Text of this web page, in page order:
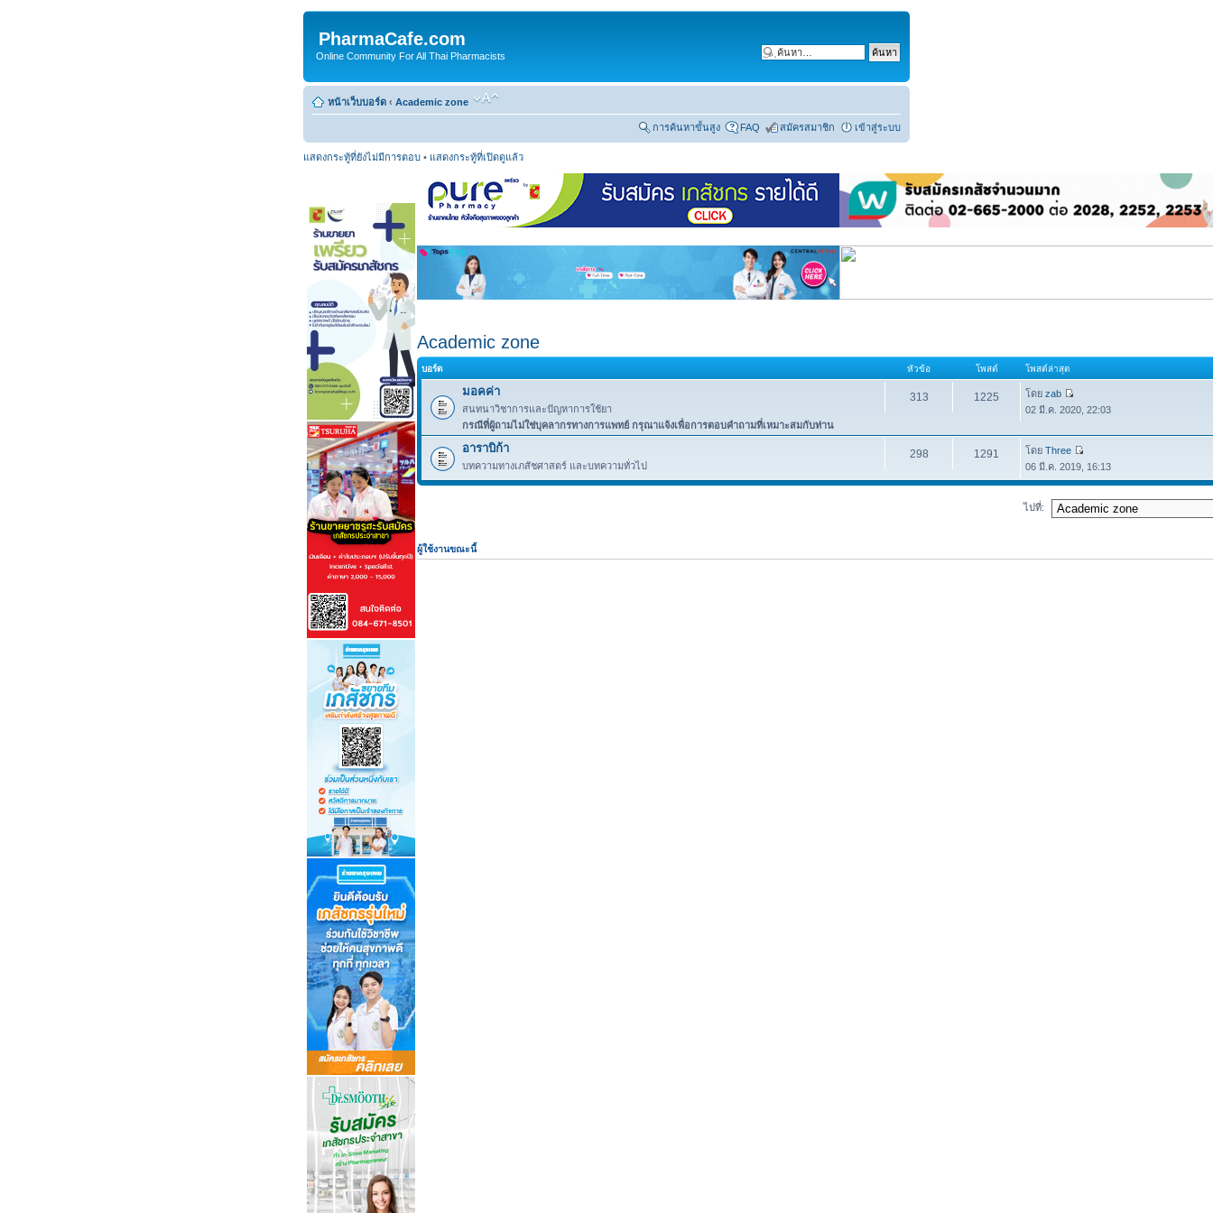
PharmaCafe.com
Online Community For All Thai Pharmacists
หน้าเว็บบอร์ด ‹ Academic zone
การค้นหาขั้นสูง FAQ สมัครสมาชิก เข้าสู่ระบบ
แสดงกระทู้ที่ยังไม่มีการตอบ • แสดงกระทู้ที่เปิดดูแล้ว
Academic zone
บอร์ด หัวข้อ โพสต์ โพสต์ล่าสุด
มอคค่า
สนทนาวิชาการและปัญหาการใช้ยา
กรณีที่ผู้ถามไม่ใช่บุคลากรทางการแพทย์ กรุณาแจ้งเพื่อการตอบคำถามที่เหมาะสมกับท่าน
313 1225 โดยzab
02 มี.ค. 2020, 22:03
อาราบิก้า
บทความทางเภสัชศาสตร์ และบทความทั่วไป
298 1291 โดยThree
06 มี.ค. 2019, 16:13
ไปที่:
ผู้ใช้งานขณะนี้